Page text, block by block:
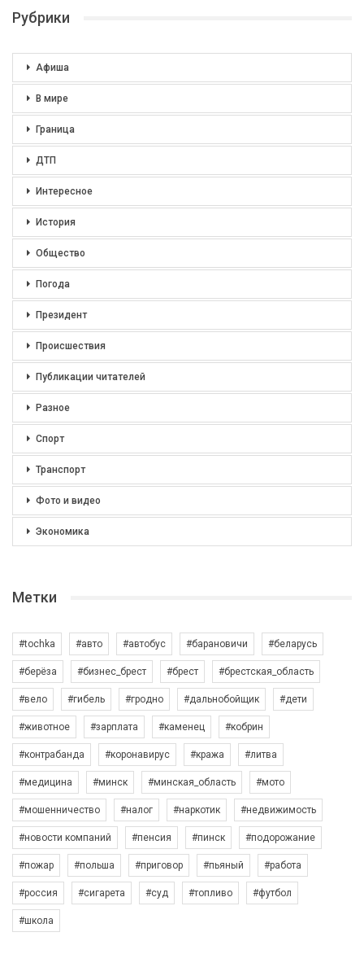
Рубрики
Афиша
В мире
Граница
ДТП
Интересное
История
Общество
Погода
Президент
Происшествия
Публикации читателей
Разное
Спорт
Транспорт
Фото и видео
Экономика
Метки
#tochka #авто #автобус #барановичи #беларусь
#берёза #бизнес_брест #брест #брестская_область
#вело #гибель #гродно #дальнобойщик #дети
#животное #зарплата #каменец #кобрин
#контрабанда #коронавирус #кража #литва
#медицина #минск #минская_область #мото
#мошенничество #налог #наркотик #недвижимость
#новости компаний #пенсия #пинск #подорожание
#пожар #польша #приговор #пьяный #работа
#россия #сигарета #суд #топливо #футбол
#школа